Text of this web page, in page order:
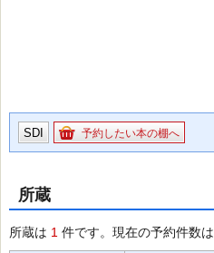
SDI 予約したい本の棚へ
所蔵
所蔵は 1 件です。現在の予約件数は